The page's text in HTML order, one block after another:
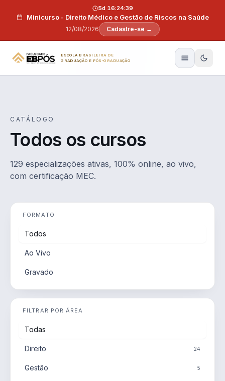
Minicurso - Direito Médico e Gestão de Riscos na Saúde
12/08/2026
5d 16:24:37
Cadastre-se →
ESCOLA BRASILEIRA DE
GRADUAÇÃO E PÓS-GRADUAÇÃO
CATÁLOGO
Todos os cursos
129 especializações ativas, 100% online, ao vivo,
com certificação MEC.
FORMATO
Todos
Ao Vivo
Gravado
FILTRAR POR ÁREA
Todas
Direito 24
Gestão 5